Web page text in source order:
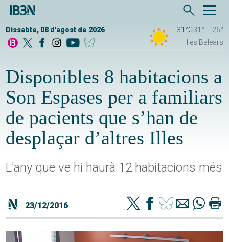
Dissabte, 08 d'agost de 2026 31°C31°
26°
Illes Balears
Disponibles 8 habitacions a
Son Espases per a familiars
de pacients que s’han de
desplaçar d’altres Illes
L'any que ve hi haurà 12 habitacions més
23/12/2016